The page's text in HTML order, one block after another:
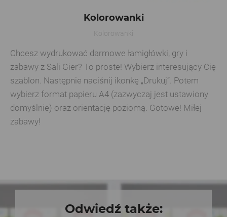
Kolorowanki
Kolorowanki
Chcesz wydrukować darmowe łamigłówki, gry i
zabawy z Sali Gier? To proste! Wybierz interesujący Cię
szablon. Następnie naciśnij ikonkę „Drukuj”. Potem
wybierz format papieru A4 (zazwyczaj jest ustawiony
domyślnie) oraz orientację poziomą. Gotowe! Miłej
zabawy!
Odwiedź także: